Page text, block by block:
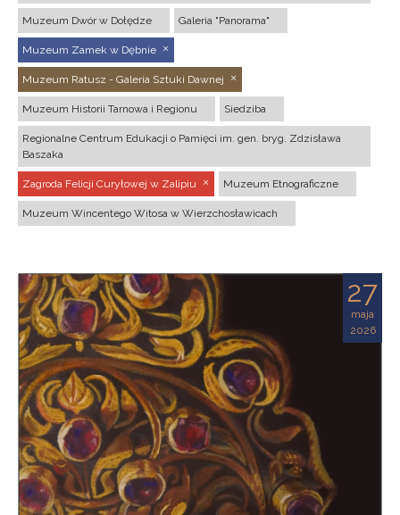
Muzeum Dwór w Dołędze Galeria "Panorama"
Muzeum Zamek w Dębnie
Muzeum Ratusz - Galeria Sztuki Dawnej
Muzeum Historii Tarnowa i Regionu Siedziba
Regionalne Centrum Edukacji o Pamięci im. gen. bryg. Zdzisława
Baszaka
Zagroda Felicji Curyłowej w Zalipiu Muzeum Etnograficzne
Muzeum Wincentego Witosa w Wierzchosławicach
27
maja
2026